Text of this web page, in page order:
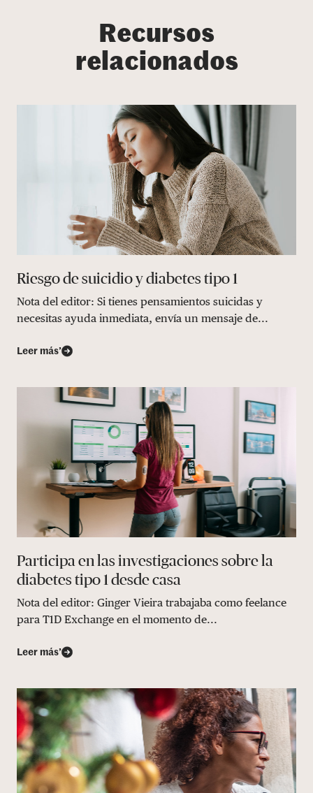
Recursos
relacionados
Riesgo de suicidio y diabetes tipo 1
Nota del editor: Si tienes pensamientos suicidas y
necesitas ayuda inmediata, envía un mensaje de...
Leer más’
Participa en las investigaciones sobre la
diabetes tipo 1 desde casa
Nota del editor: Ginger Vieira trabajaba como feelance
para T1D Exchange en el momento de...
Leer más’